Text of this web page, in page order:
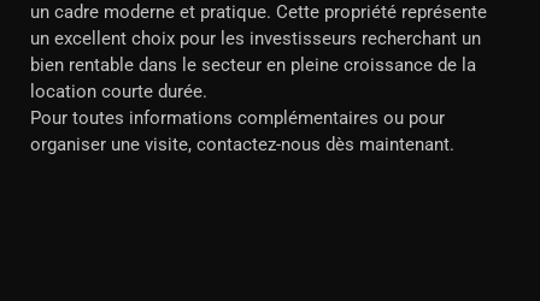
un cadre moderne et pratique. Cette propriété représente
un excellent choix pour les investisseurs recherchant un
bien rentable dans le secteur en pleine croissance de la
location courte durée.
Pour toutes informations complémentaires ou pour
organiser une visite, contactez-nous dès maintenant.